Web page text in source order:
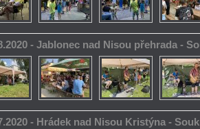
- Jablonec nad Nisou přehrada -
- Hrádek nad Nisou Kristýna -